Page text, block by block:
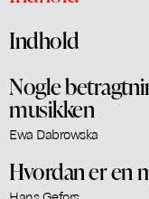
Indhold
Nogle
musikken
Ewa Dabrowska
Hvordan er en